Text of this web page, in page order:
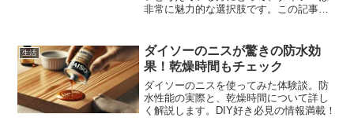
非常に魅力的な選択肢です。この記事で
人気なのかを詳しく紹介します。災害に
備えるために、ぜひ参考に...
生活
ダイソーのニスが驚きの防水効
果！乾燥時間もチェック
ダイソーのニスを使ってみた体験談。防
水性能の実際と、乾燥時間について詳し
く解説します。DIY好き必見の情報満載！